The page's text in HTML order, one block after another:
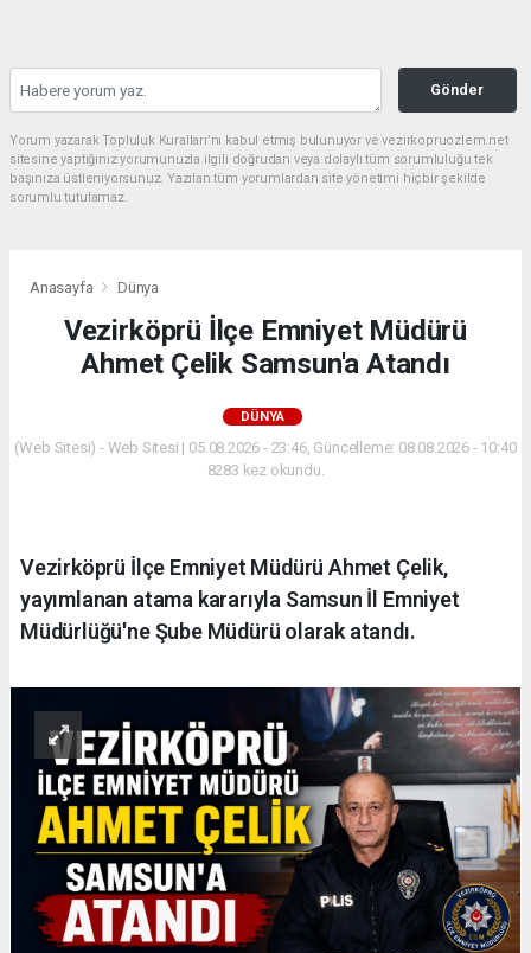
Gönder
Yorum yazarak Topluluk Kuralları’nı kabul etmiş bulunuyor ve vezirkopruozlem.net
sitesine yaptığınız yorumunuzla ilgili doğrudan veya dolaylı tüm sorumluluğu tek
başınıza üstleniyorsunuz. Yazılan tüm yorumlardan site yönetimi hiçbir şekilde
sorumlu tutulamaz.
Anasayfa Dünya
Vezirköprü İlçe Emniyet Müdürü
Ahmet Çelik Samsun'a Atandı
DÜNYA
(Web Sitesi) - Web Sitesi | 05.08.2026 - 23:46, Güncelleme: 08.08.2026 - 10:40
8283 kez okundu.
Vezirköprü İlçe Emniyet Müdürü Ahmet Çelik,
yayımlanan atama kararıyla Samsun İl Emniyet
Müdürlüğü'ne Şube Müdürü olarak atandı.